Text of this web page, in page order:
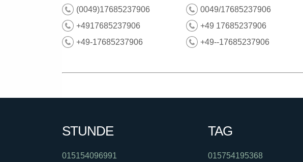
(0049)17685237906
0049/17685237906
+4917685237906
+49 17685237906
+49-17685237906
+49--17685237906
STUNDE
015154096991
TAG
015754195368